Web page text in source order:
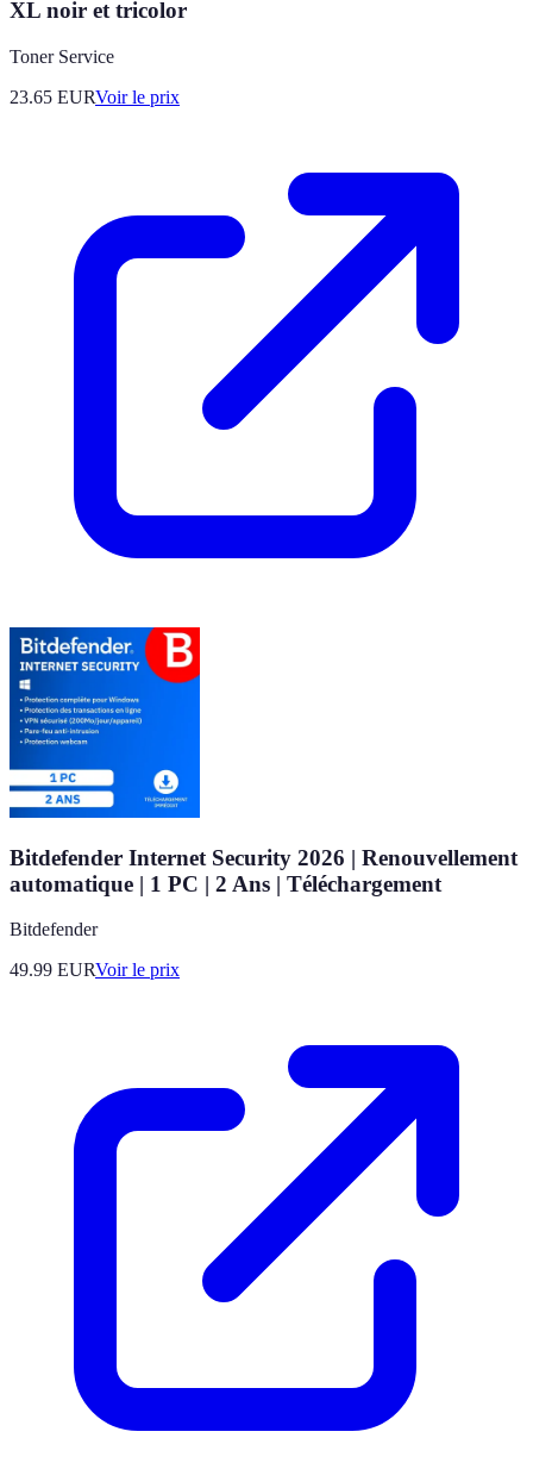
XL noir et tricolor
Toner Service
23.65 EURVoir le prix
Bitdefender Internet Security 2026 | Renouvellement
automatique | 1 PC | 2 Ans | Téléchargement
Bitdefender
49.99 EURVoir le prix